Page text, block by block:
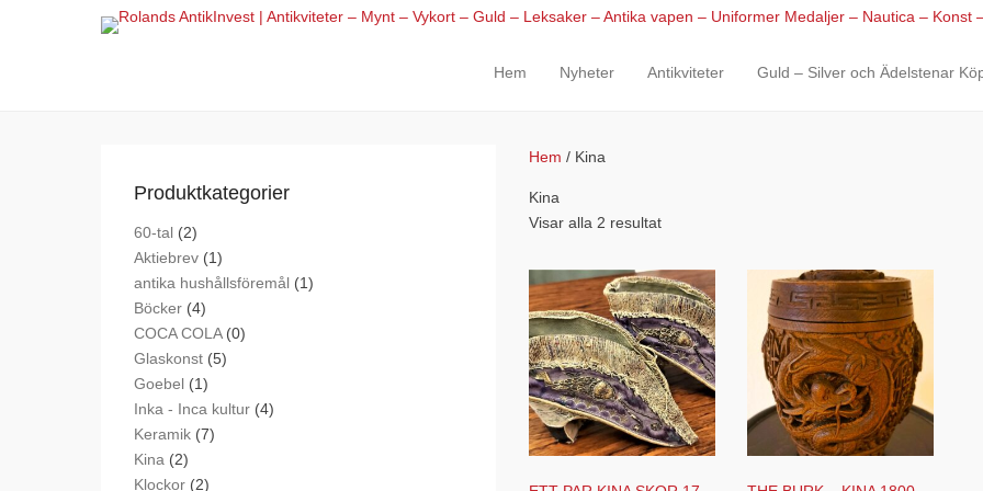
Primary Menu
Skip to content
Hem Nyheter Antikviteter Guld – Silver och Ädelstenar
Hem / Kina
Kina
Visar alla 2 resultat
Produktkategorier
60-tal (2)
Aktiebrev (1)
antika hushållsföremål (1)
Böcker (4)
COCA COLA (0)
Glaskonst (5)
Goebel (1)
Inka - Inca kultur (4)
Keramik (7)
Kina (2)
Klockor (2)